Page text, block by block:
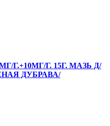
Г.+10МГ/Г. 15Г. МАЗЬ Д/
ДУБРАВА/